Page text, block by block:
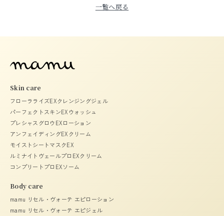
一覧へ戻る
Skin care
フローラライズEXクレンジングジェル
パーフェクトスキンEXウォッシュ
プレシャスグロウEXローション
アンフェイディングEXクリーム
モイストシートマスクEX
ルミナイトヴェールプロEXクリーム
コンプリートプロEXソーム
Body care
mamu リセル・ヴォーテ エピローション
mamu リセル・ヴォーテ エピジェル